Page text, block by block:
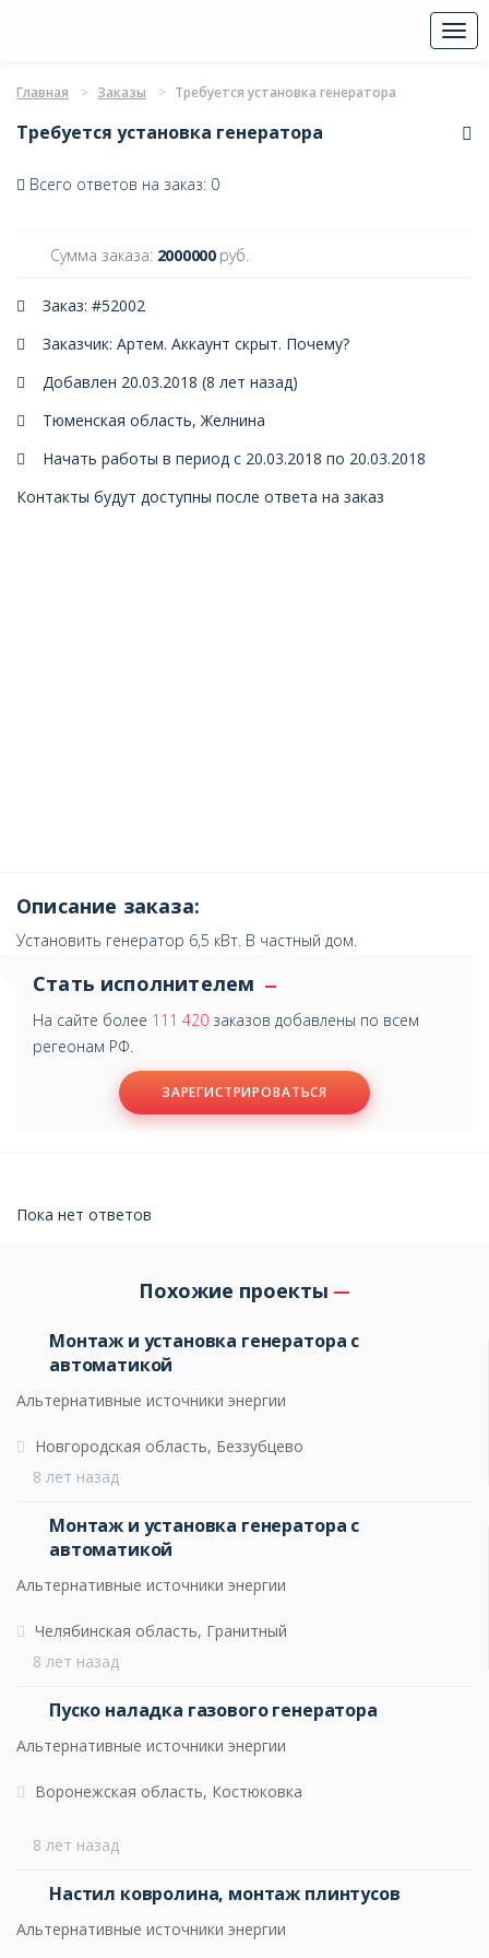
Главная Заказы Требуется установка генератора
Требуется установка генератора
Всего ответов на заказ: 0
Сумма заказа: 2000000 руб.
Заказ: #52002
Заказчик: Артем. Аккаунт скрыт. Почему?
Добавлен 20.03.2018 (8 лет назад)
Тюменская область, Желнина
Начать работы в период с 20.03.2018 по 20.03.2018
Контакты будут доступны после ответа на заказ
Описание заказа:
Установить генератор 6,5 кВт. В частный дом.
Стать исполнителем
На сайте более 111 420 заказов добавлены по всем
регеонам РФ.
ЗАРЕГИСТРИРОВАТЬСЯ
Пока нет ответов
Похожие проекты
Монтаж и установка генератора с
автоматикой
Альтернативные источники энергии
8 лет назад
Новгородская область, Беззубцево
Монтаж и установка генератора с
автоматикой
Альтернативные источники энергии
8 лет назад
Челябинская область, Гранитный
Пуско наладка газового генератора
Альтернативные источники энергии
8 лет назад
Воронежская область, Костюковка
Настил ковролина, монтаж плинтусов
Альтернативные источники энергии